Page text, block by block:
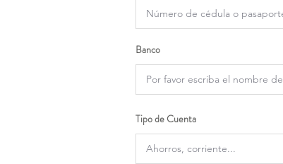
Banco
Tipo de Cuenta